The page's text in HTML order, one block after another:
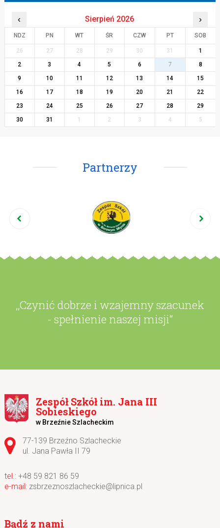
‹ Sierpień 2026 ›
NDZ PN WT ŚR CZW PT SOB
26 27 28 29 30 31
1
2
3 4 5 6 7
8
9
10 11 12 13 14
15
16
17 18 19 20 21
22
23
24 25 26 27 28
29
30
31 1 2 3 4 5
Partnerzy
,,Czynić dobrze i wzajemny szacunek
- spełnienie naszej misji”
Zespół Szkół im. Jana III
Sobieskiego
w Brzeźnie Szlacheckim
Adres pocztowy:
77-139 Brzeźno Szlacheckie
ul. Jana Pawła II 79
+48 59 821 86 59
zsbrzeznoszlacheckie@lipnica.pl
Bądź z nami